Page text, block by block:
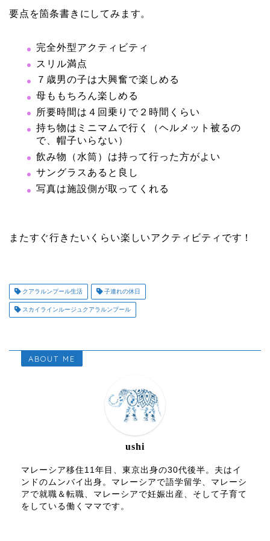
要点を箇条書きにしてみます。
完全外型アクティビティ
スリル満点
７歳男の子は大興奮で楽しめる
母ももちろん楽しめる
所要時間は４回乗りで２時間くらい
持ち物はミニマムで行く（ヘルメット被るの
で、帽子いらない）
飲み物（水筒）は持って行った方がよい
サングラスあると良し
写真は施設側が取ってくれる
またすぐ行きたいくらい楽しいアクティビティです！
クアラルンプール生活 子連れの休日
スカイラインルージュクアラルンプール
ABOUT ME
ushi
マレーシア移住11年目、東京出身の30代後半。夫はイ
ンドのムンバイ出身。マレーシアで語学留学、マレーシ
アで就職＆転職、マレーシアで妊娠出産、そして子育て
をしている働くママです。